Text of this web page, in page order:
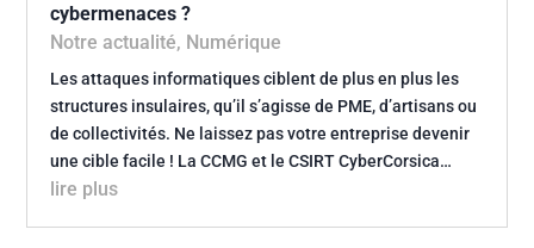
cybermenaces ?
Notre actualité, Numérique
Les attaques informatiques ciblent de plus en plus les
structures insulaires, qu’il s’agisse de PME, d’artisans ou
de collectivités. Ne laissez pas votre entreprise devenir
une cible facile ! La CCMG et le CSIRT CyberCorsica…
lire plus